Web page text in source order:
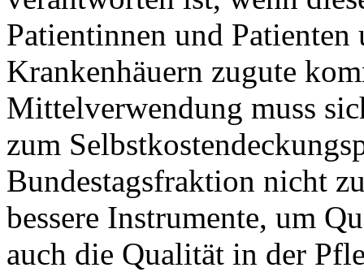
Patientinnen und
Krankenhäuern zugute
Mittelverwendung muss
zum
Bundestagsfraktion nicht
bessere Instrumente, um
auch die Qualität in der